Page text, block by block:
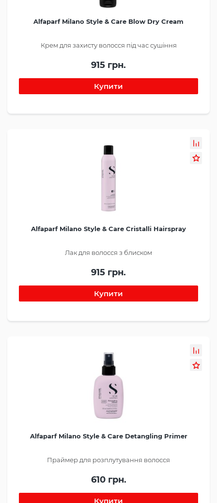
Alfaparf Milano Style & Care Blow Dry Cream
Крем для захисту волосся під час сушіння
915 грн.
Alfaparf Milano Style & Care Cristalli Hairspray
Лак для волосся з блиском
915 грн.
Alfaparf Milano Style & Care Detangling Primer
Праймер для розплутування волосся
610 грн.